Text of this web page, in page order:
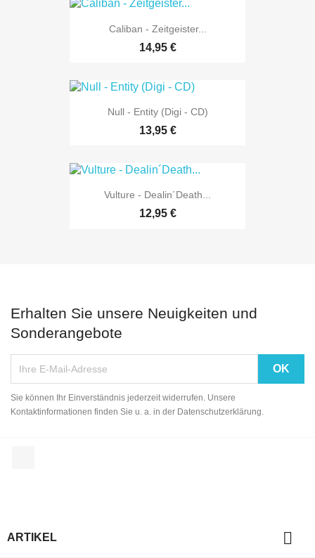
Caliban - Zeitgeister...
14,95 €
Null - Entity (Digi - CD)
13,95 €
Vulture - Dealin´Death...
12,95 €
Erhalten Sie unsere Neuigkeiten und
Sonderangebote
Sie können Ihr Einverständnis jederzeit widerrufen. Unsere
Kontaktinformationen finden Sie u. a. in der Datenschutzerklärung.
ARTIKEL 